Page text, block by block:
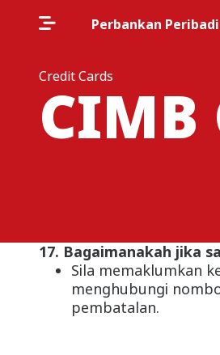
Perbankan Peribadi
Credit Cards
CIMB
17. Bagaimanakah jika
Sila memaklumkan
menghubungi
pembatalan.